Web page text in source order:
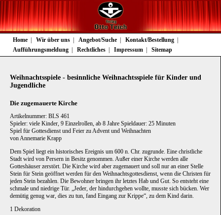
Navigation
überspringen
Home Wir über uns Angebot/Suche
Kontakt/Bestellung
Aufführungsmeldung
Rechtliches Impressum Sitemap
Weihnachtsspiele - besinnliche Weihnachtsspiele für Kinder und
Jugendliche
Die zugemauerte Kirche
Artikelnummer: BLS 461
Spieler: viele Kinder, 9 Einzelrollen, ab 8 Jahre Spieldauer: 25 Minuten
Spiel für Gottesdienst und Feier zu Advent und Weihnachten
von Annemarie Krapp
Dem Spiel liegt ein historisches Ereignis um 600 n. Chr. zugrunde. Eine christliche
Stadt wird von Persern in Besitz genommen. Außer einer Kirche werden alle
Gotteshäuser zerstört. Die Kirche wird aber zugemauert und soll nur an einer Stelle
Stein für Stein geöffnet werden für den Weihnachtsgottesdienst, wenn die Christen für
jeden Stein bezahlen. Die Bewohner bringen ihr letztes Hab und Gut. So entsteht eine
schmale und niedrige Tür. „Jeder, der hindurchgehen wollte, musste sich bücken. Wer
demütig genug war, dies zu tun, fand Eingang zur Krippe“, zu dem Kind darin.
1 Dekoration